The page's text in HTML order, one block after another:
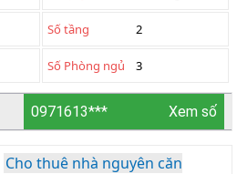
Số tầng 2
Số Phòng ngủ 3
0971613*** Xem số
Cho thuê nhà nguyên căn